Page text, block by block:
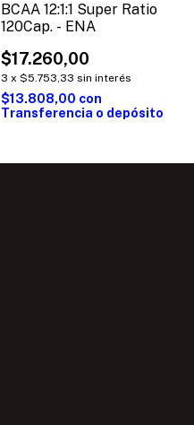
BCAA 12:1:1 Super Ratio
120Cap. - ENA
$17.260,00
3 x $5.753,33 sin interés
$13.808,00 con
Transferencia o depósito